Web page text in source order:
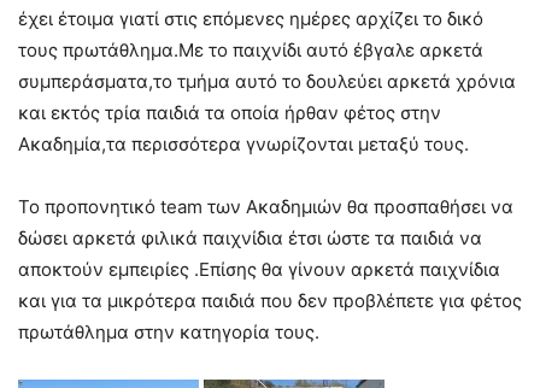
έχει έτοιμα γιατί στις επόμενες ημέρες αρχίζει το δικό
τους πρωτάθλημα.Με το παιχνίδι αυτό έβγαλε αρκετά
συμπεράσματα,το τμήμα αυτό το δουλεύει αρκετά χρόνια
και εκτός τρία παιδιά τα οποία ήρθαν φέτος στην
Ακαδημία,τα περισσότερα γνωρίζονται μεταξύ τους.
Το προπονητικό team των Ακαδημιών θα προσπαθήσει να
δώσει αρκετά φιλικά παιχνίδια έτσι ώστε τα παιδιά να
αποκτούν εμπειρίες .Επίσης θα γίνουν αρκετά παιχνίδια
και για τα μικρότερα παιδιά που δεν προβλέπετε για φέτος
πρωτάθλημα στην κατηγορία τους.